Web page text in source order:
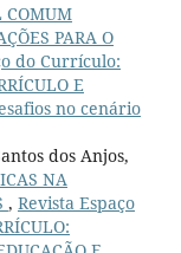
COMUM
PARA O
do Currículo:
E
no cenário
dos Anjos,
NA
, Revista Espaço